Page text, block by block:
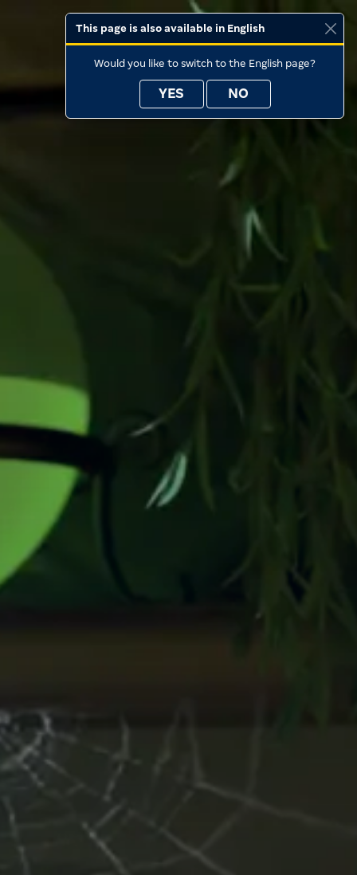
This page is also available in English
Would you like to switch to the English page?
YES NO